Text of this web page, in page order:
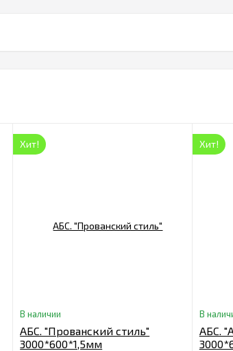
Хит!
В наличии
АБС. "Прованский стиль"
3000*600*1,5мм
Хит!
В
АБС.